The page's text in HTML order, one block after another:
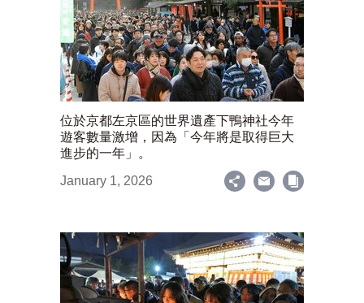
位於京都左京區的世界遺產下鴨神社今年
遊客數量激增，因為「今年將是取得巨大
進步的一年」。
January 1, 2026